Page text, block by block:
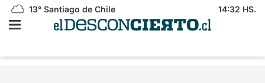
13° Santiago de Chile 14:32 HS.